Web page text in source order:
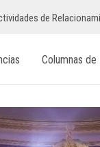
de
Columnas